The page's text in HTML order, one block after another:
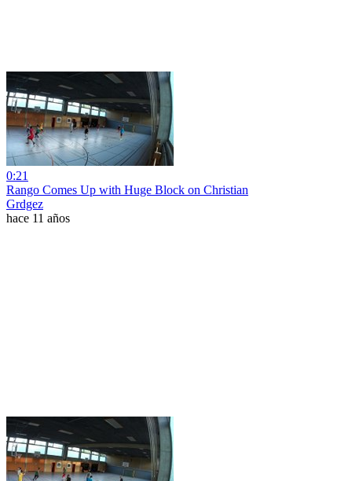
0:21
Rango Comes Up with Huge Block on Christian
Grdgez
hace 11 años